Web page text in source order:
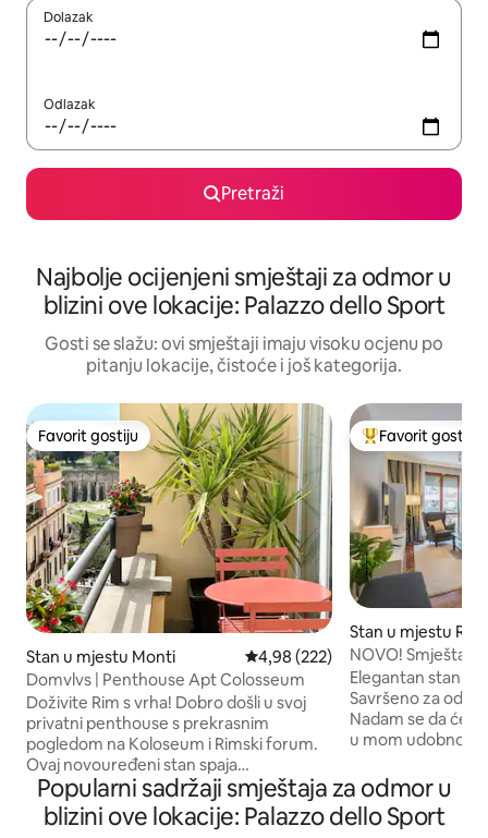
Dolazak
Odlazak
Pretraži
Najbolje ocijenjeni smještaji za odmor u
blizini ove lokacije: Palazzo dello Sport
Gosti se slažu: ovi smještaji imaju visoku ocjenu po
pitanju lokacije, čistoće i još kategorija.
Favorit gostiju
Favorit gostiju
Stan u mjestu Monti Prosječna ocjena: 4,98 od 5,
4,98 (222)
Domvlvs | Penthouse Apt Colosseum
Doživite Rim s vrha! Dobro došli u svoj
privatni penthouse s prekrasnim
pogledom na Koloseum i Rimski forum.
Ovaj novouređeni stan spaja
bezvremenski rimski šarm sa
savremenim dizajnom, savršen za
parove, prijatelje ili putnike koji putuju
Glavni favorit
Favorit gostiju
Stan u mjestu Rim
NOVO! Smještaj i
Elegantan stan
Savršeno za
Nadam se da
u mom udobnom
vam pomoći da
ciljeve. Nakon
istraživanja
Popularni sadržaji smještaja za odmor u
blizini ove lokacije: Palazzo dello Sport